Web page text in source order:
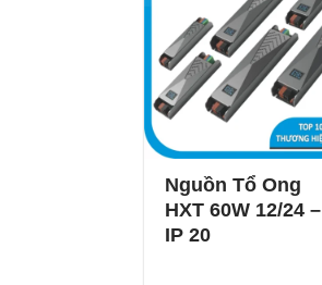
Nguồn Tổ Ong
HXT 60W 12/24 –
IP 20